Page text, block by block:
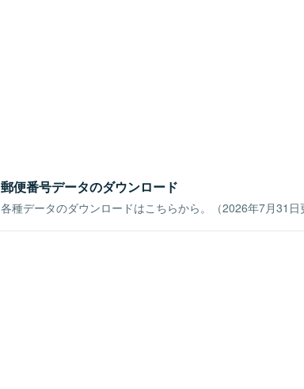
郵便番号データのダウンロード
各種データのダウンロードはこちらから。（2026年7月31日